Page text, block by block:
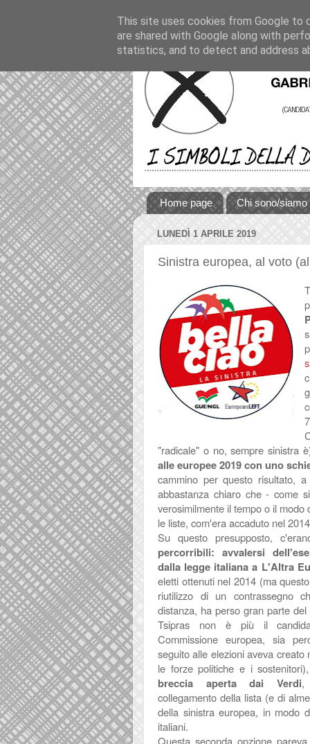
Home page Chi sono/siamo
LUNEDÌ 1 APRILE 2019
Sinistra europea, al voto
"radicale" o no, sempre sinistra
alle europee 2019 con uno
cammino per questo risultato,
abbastanza chiaro che - come
verosimilmente il tempo o il
le liste, com'era accaduto nel
Su questo presupposto,
percorribili: avvalersi
dalla legge italiana a L'Altra
eletti ottenuti nel 2014 (ma
riutilizzo di un contrassegno
distanza, ha perso gran parte
Tsipras non è più il
Commissione europea, sia
seguito alle elezioni aveva creato
le forze politiche e i
breccia aperta dai Verdi,
collegamento della lista (e di
della sinistra europea, in modo
italiani.
Questa seconda opzione
This site uses cookies from Google to
are shared with Google along with
statistics, and to detect and address